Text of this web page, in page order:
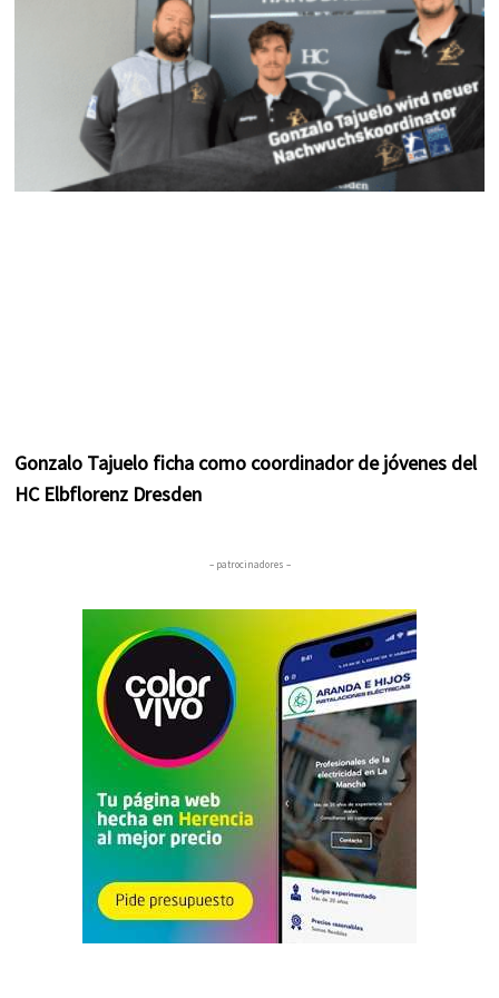
m t
Gonzalo Tajuelo ficha como coordinador de jóvenes del
HC Elbflorenz Dresden
– patrocinadores –